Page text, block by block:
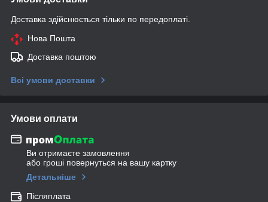
Доставка здійснюється тільки по передоплаті.
Нова Пошта
Доставка поштою
Всі умови доставки
Умови оплати
Ви отримаєте замовлення
або гроші повернуться на вашу картку
Детальніше
Післяплата